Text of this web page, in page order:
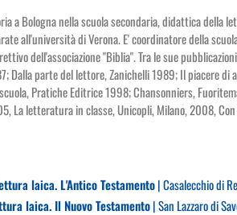
a Bologna nella scuola secondaria, didattica della
all'università di Verona. E' coordinatore della
dell'associazione "Biblia". Tra le sue
Dalla parte del lettore, Zanichelli 1989; Il piacere di
Pratiche Editrice 1998; Chansonniers,
La letteratura in classe, Unicopli, Milano, 2008,
laica. L'Antico Testamento| Casalecchio di
laica. Il Nuovo Testamento| San Lazzaro di